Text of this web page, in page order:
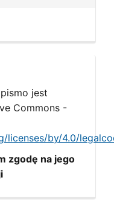
jest
Commons -
licenses/by/4.0/
zgodę na jego